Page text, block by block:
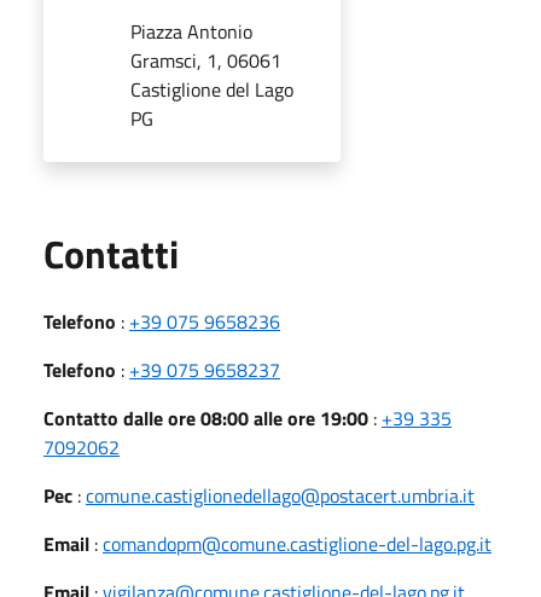
Piazza Antonio
Gramsci, 1, 06061
Castiglione del Lago
PG
Contatti
Telefono : +39 075 9658236
Telefono : +39 075 9658237
Contatto dalle ore 08:00 alle ore 19:00 : +39 335
7092062
Pec :comune.castiglionedellago@postacert.umbria.it
Email :comandopm@comune.castiglione-del-lago.pg.it